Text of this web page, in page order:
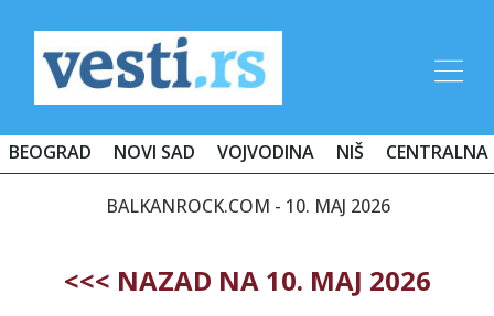
BEOGRAD NOVI SAD VOJVODINA NIŠ CENTRALNA
BALKANROCK.COM - 10. MAJ 2026
<<< NAZAD NA 10. MAJ 2026